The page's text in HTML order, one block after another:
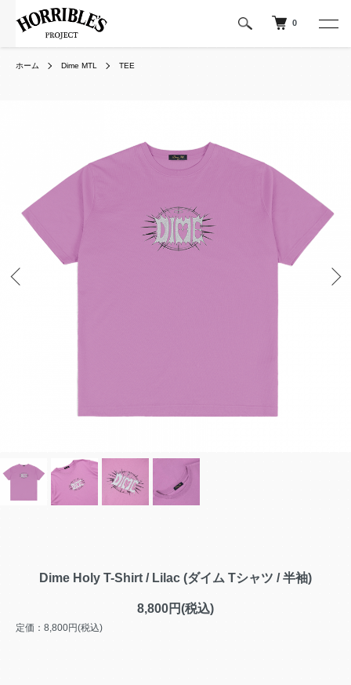
0
ホーム Dime MTL TEE
Dime Holy T-Shirt / Lilac (ダイム Tシャツ / 半袖)
8,800円(税込)
定価：8,800円(税込)